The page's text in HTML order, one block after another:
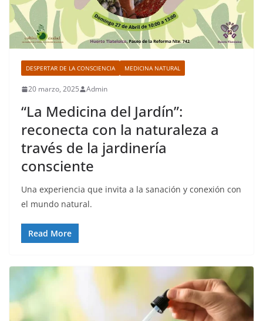
DESPERTAR DE LA CONSCIENCIA MEDICINA NATURAL
20 marzo, 2025 Admin
“La Medicina del Jardín”:
reconecta con la naturaleza a
través de la jardinería
consciente
Una experiencia que invita a la sanación y conexión con
el mundo natural.
Read More